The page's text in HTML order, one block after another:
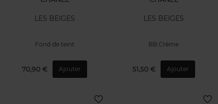
LES BEIGES
Fond de teint
70,90 € Ajouter
LES BEIGES
BB Crème
51,50 € Ajouter